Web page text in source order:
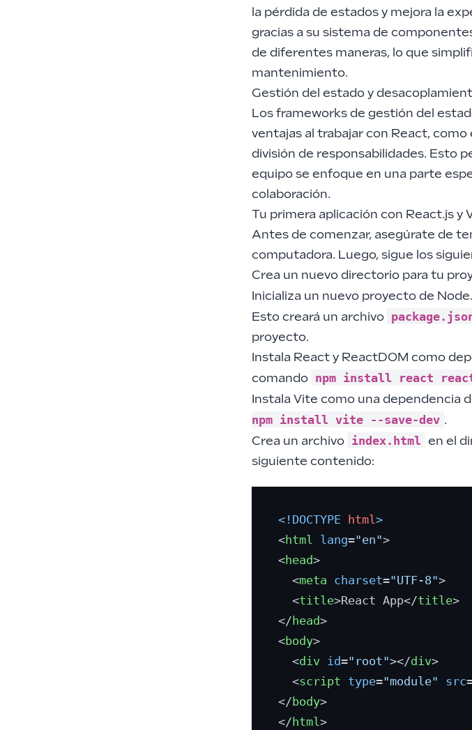
la pérdida de estados y mejora la
gracias a su sistema de
de diferentes maneras, lo que
mantenimiento.
Gestión del estado y
Los frameworks de gestión del
ventajas al trabajar con React,
división de responsabilidades. Esto
equipo se enfoque en una parte
colaboración.
Tu primera aplicación con React.js y
Antes de comenzar, asegúrate de
computadora. Luego, sigue los
Crea un nuevo directorio para tu
Inicializa un nuevo proyecto de
Esto creará un archivo
proyecto.
Instala React y ReactDOM como
comando npm install react
Instala Vite como una dependencia
npm install vite --save-dev .
Crea un archivo index.html en el
siguiente contenido:
<!DOCTYPE html>
<html lang="en">
<head>
<meta charset="UTF-8">
<title>React App</title>
</ head>
<body>
<div id="root"></div>
<script type="module" src
</ body>
</ html>